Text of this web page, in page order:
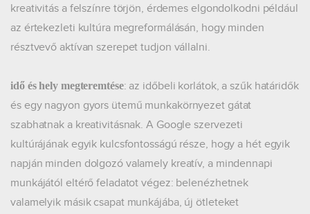
kreativitás a felszínre törjön, érdemes elgondolkodni például
az értekezleti kultúra megreformálásán, hogy minden
résztvevő aktívan szerepet tudjon vállalni.
idő és hely megteremtése: az időbeli korlátok, a szűk határidők
és egy nagyon gyors ütemű munkakörnyezet gátat
szabhatnak a kreativitásnak. A Google szervezeti
kultúrájának egyik kulcsfontosságú része, hogy a hét egyik
napján minden dolgozó valamely kreatív, a mindennapi
munkájától eltérő feladatot végez: belenézhetnek
valamelyik másik csapat munkájába, új ötleteket